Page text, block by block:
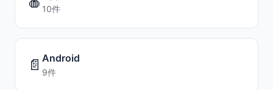
10件
📄 Android
9件